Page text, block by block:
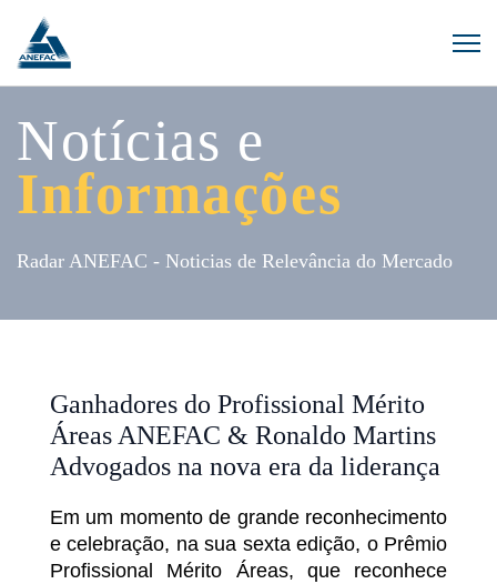
Notícias e
Informações
Radar ANEFAC - Noticias de Relevância do Mercado
Ganhadores do Profissional Mérito
Áreas ANEFAC & Ronaldo Martins
Advogados na nova era da liderança
Em um momento de grande reconhecimento
e celebração, na sua sexta edição, o Prêmio
Profissional Mérito Áreas, que reconhece